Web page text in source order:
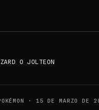
O JOLTEON
· 15 DE MARZO DE